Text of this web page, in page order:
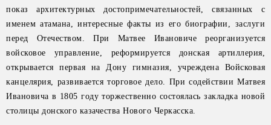
показ архитектурных достопримечательностей, связанных с
именем атамана, интересные факты из его биографии, заслуги
перед Отечеством. При Матвее Ивановиче реорганизуется
войсковое управление, реформируется донская артиллерия,
открывается первая на Дону гимназия, учреждена Войсковая
канцелярия, развивается торговое дело. При содействии Матвея
Ивановича в 1805 году торжественно состоялась закладка новой
столицы донского казачества Нового Черкасска.